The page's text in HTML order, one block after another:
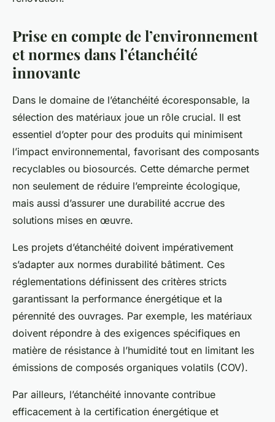
Prise en compte de l’environnement
et normes dans l’étanchéité
innovante
Dans le domaine de l’étanchéité écoresponsable, la
sélection des matériaux joue un rôle crucial. Il est
essentiel d’opter pour des produits qui minimisent
l’impact environnemental, favorisant des composants
recyclables ou biosourcés. Cette démarche permet
non seulement de réduire l’empreinte écologique,
mais aussi d’assurer une durabilité accrue des
solutions mises en œuvre.
Les projets d’étanchéité doivent impérativement
s’adapter aux normes durabilité bâtiment. Ces
réglementations définissent des critères stricts
garantissant la performance énergétique et la
pérennité des ouvrages. Par exemple, les matériaux
doivent répondre à des exigences spécifiques en
matière de résistance à l’humidité tout en limitant les
émissions de composés organiques volatils (COV).
Par ailleurs, l’étanchéité innovante contribue
efficacement à la certification énergétique et